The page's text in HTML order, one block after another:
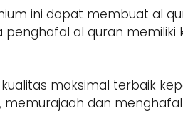
ini dapat membuat al
al quran memiliki
maksimal terbaik
dan menghafal